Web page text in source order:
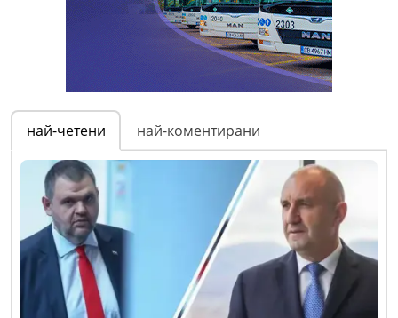
най-четени най-коментирани